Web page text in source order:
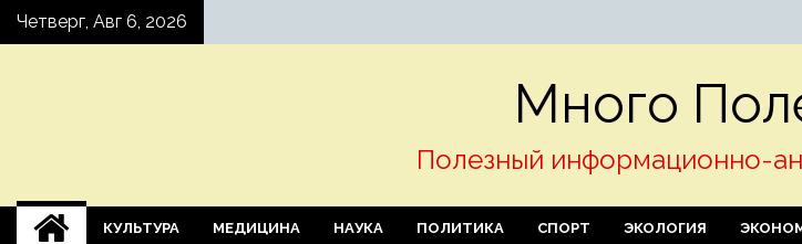
SkipЧетверг, Авг 6, 2026
Много
Полезный информационно-
КУЛЬТУРА МЕДИЦИНА НАУКА ПОЛИТИКА СПОРТ ЭКОЛОГИЯ